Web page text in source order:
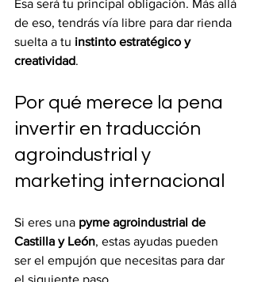
Esa será tu principal obligación. Más allá
de eso, tendrás vía libre para dar rienda
suelta a tu instinto estratégico y
creatividad.
Por qué merece la pena
invertir en traducción
agroindustrial y
marketing internacional
Si eres una pyme agroindustrial de
Castilla y León, estas ayudas pueden
ser el empujón que necesitas para dar
el siguiente paso.